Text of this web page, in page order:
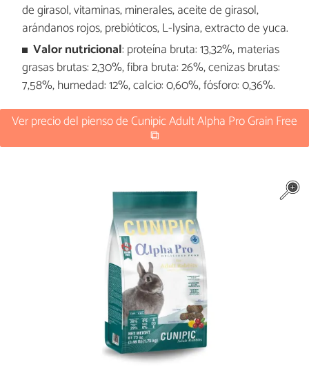
de girasol, vitaminas, minerales, aceite de girasol,
arándanos rojos, prebióticos, L-lysina, extracto de yuca.
Valor nutricional: proteína bruta: 13,32%, materias
grasas brutas: 2,30%, fibra bruta: 26%, cenizas brutas:
7,58%, humedad: 12%, calcio: 0,60%, fósforo: 0,36%.
Ver precio del pienso de Cunipic Adult Alpha Pro Grain Free
⧉